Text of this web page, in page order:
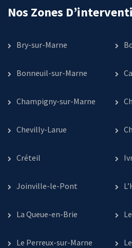
Nos Zones
Bry-sur-Marne
Bonneuil-sur-Marne
Champigny-sur-Marne
Chevilly-Larue
Créteil
Joinville-le-Pont
La Queue-en-Brie
Le Perreux-sur-Marne